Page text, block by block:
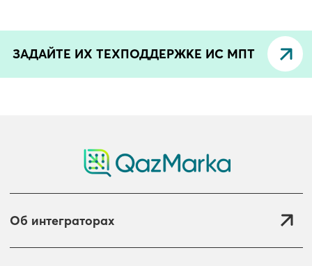
ЗАДАЙТЕ ИХ ТЕХПОДДЕРЖКЕ ИС МПТ
Об интеграторах